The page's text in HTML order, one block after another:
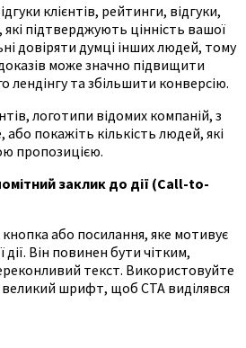
клієнтів, рейтинги, відгуки,
підтверджують цінність вашої
довіряти думці інших людей, тому
може значно підвищити
лендінгу та збільшити конверсію.
логотипи відомих компаній, з
покажіть кількість людей, які
пропозицією.
заклик до дії (Call-to-
кнопка або посилання, яке мотивує
дії. Він повинен бути чітким,
текст. Використовуйте
шрифт, щоб CTA виділявся